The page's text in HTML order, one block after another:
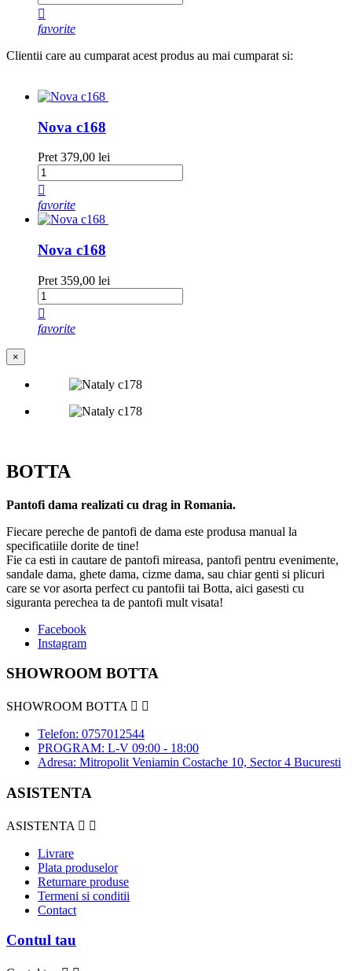

favorite
Clientii care au cumparat acest produs au mai cumparat si:
Nova c168
Pret 379,00 lei

favorite
Nova c168
Pret 359,00 lei

favorite
×
BOTTA
Pantofi dama realizati cu drag in Romania.
Fiecare pereche de pantofi de dama este produsa manual la
specificatiile dorite de tine!
Fie ca esti in cautare de pantofi mireasa, pantofi pentru evenimente,
sandale dama, ghete dama, cizme dama, sau chiar genti si plicuri
care se vor asorta perfect cu pantofii tai Botta, aici gasesti cu
siguranta perechea ta de pantofi mult visata!
Facebook
Instagram
SHOWROOM BOTTA
SHOWROOM BOTTA  
Telefon: 0757012544
PROGRAM: L-V 09:00 - 18:00
Adresa: Mitropolit Veniamin Costache 10, Sector 4 Bucuresti
ASISTENTA
ASISTENTA  
Livrare
Plata produselor
Returnare produse
Termeni si conditii
Contact
Contul tau